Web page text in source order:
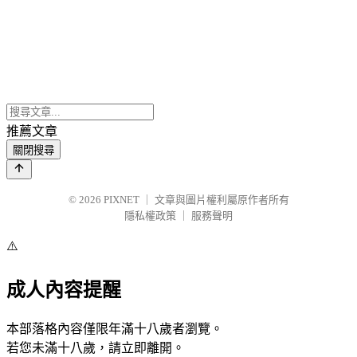
推薦文章
關閉搜尋
© 2026 PIXNET
文章與圖片權利屬原作者所有
隱私權政策
服務聲明
⚠️
成人內容提醒
本部落格內容僅限年滿十八歲者瀏覽。
若您未滿十八歲，請立即離開。